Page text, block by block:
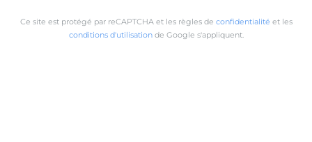
Ce site est protégé par reCAPTCHA et les règles de confidentialité et les
conditions d'utilisationde Google s'appliquent.